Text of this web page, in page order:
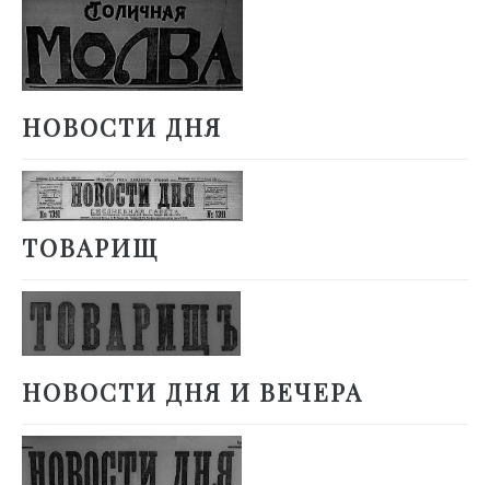
НОВОСТИ ДНЯ
ТОВАРИЩ
НОВОСТИ ДНЯ И ВЕЧЕРА